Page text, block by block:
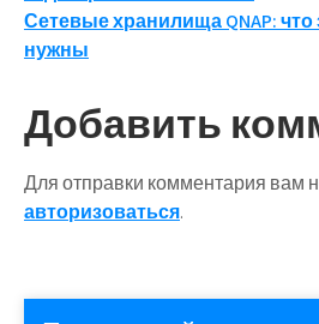
по
записям
Сетевые хранилища QNAP: что
нужны
Добавить
Для отправки комментария вам
авторизоваться.